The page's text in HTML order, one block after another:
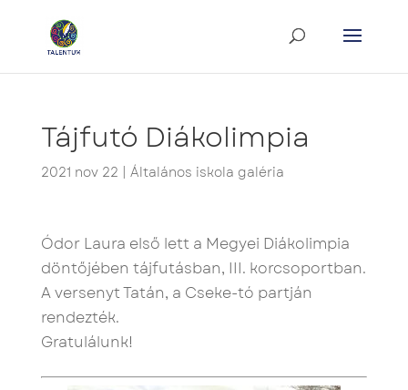
Tájfutó Diákolimpia
2021 nov 22 Általános iskola galéria
Ódor Laura első lett a Megyei Diákolimpia
döntőjében tájfutásban, III. korcsoportban.
A versenyt Tatán, a Cseke-tó partján
rendezték.
Gratulálunk!